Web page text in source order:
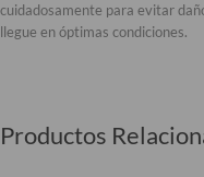
cuidadosamente para evitar
llegue en óptimas condiciones.
Productos